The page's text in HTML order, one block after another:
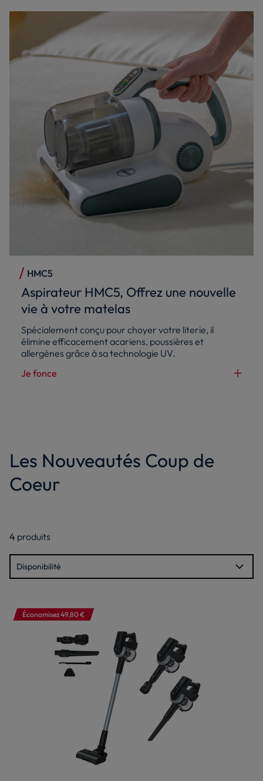
HMC5
Aspirateur HMC5, Offrez une nouvelle
vie à votre matelas
Spécialement conçu pour choyer votre literie, il
élimine efficacement acariens, poussières et
allergènes grâce à sa technologie UV.
Je fonce
Les Nouveautés Coup de
Coeur
4 produits
Économisez 49,80 €